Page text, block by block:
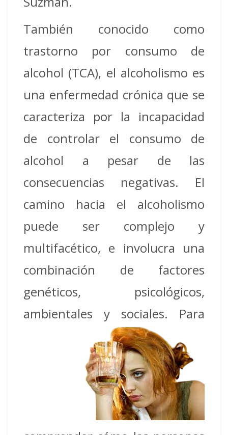
También conocido como
trastorno por consumo de
alcohol (TCA), el alcoholismo es
una enfermedad crónica que se
caracteriza por la incapacidad
de controlar el consumo de
alcohol a pesar de las
consecuencias negativas.
El
camino hacia el alcoholismo
puede ser complejo y
multifacético, e involucra una
combinación de factores
genéticos, psicológicos,
ambientales y sociales.
Para